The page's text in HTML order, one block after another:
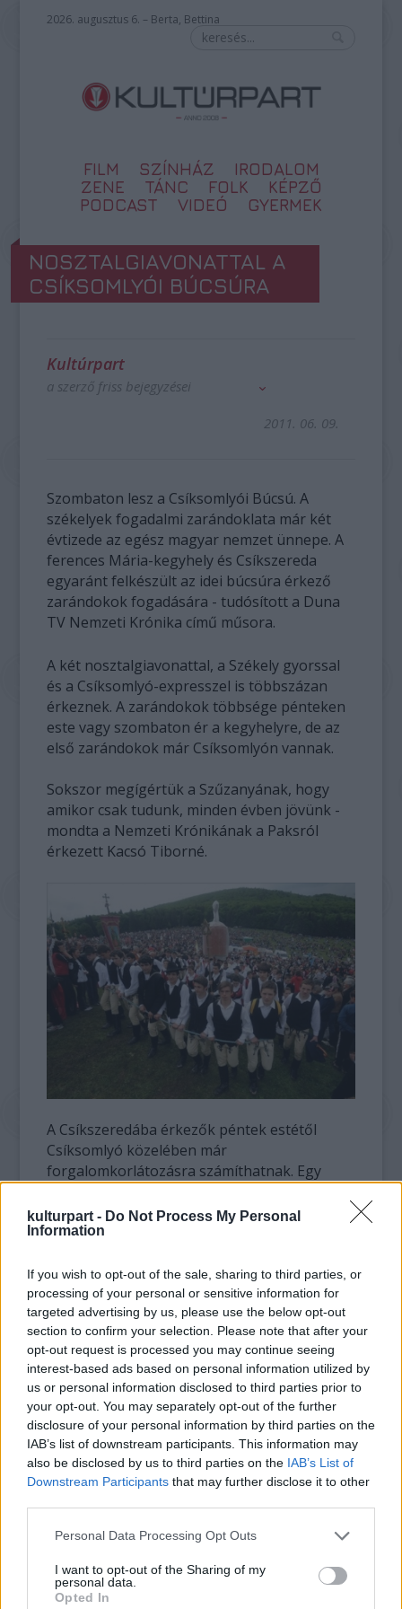
kulturpart - Do Not Process My Personal
Information
If you wish to opt-out of the sale, sharing to third parties, or
processing of your personal or sensitive information for
targeted advertising by us, please use the below opt-out
section to confirm your selection. Please note that after your
opt-out request is processed you may continue seeing
interest-based ads based on personal information utilized by
us or personal information disclosed to third parties prior to
your opt-out. You may separately opt-out of the further
disclosure of your personal information by third parties on the
IAB’s list of downstream participants. This information may
also be disclosed by us to third parties on the IAB’s List of
Downstream Participants that may further disclose it to other
Please note that this website/app uses one or more Google
not limited to your visit or usage behaviour. You may click to
grant or deny consent to Google and its third-party tags to
Personal Data Processing Opt Outs
I want to opt-out of the Sharing of my
personal data.
Opted In
2026. augusztus 6. – Berta, Bettina
FILM SZÍNHÁZ
IRODALOM
ZENE
TÁNC FOLK
KÉPZŐ
PODCAST
VIDEÓ GYERMEK
NOSZTALGIAVONATTAL A
CSÍKSOMLYÓI BÚCSÚRA
Kultúrpart
a szerző friss bejegyzései
2011. 06. 09.
Szombaton lesz a Csíksomlyói Búcsú. A
székelyek fogadalmi zarándoklata már két
évtizede az egész magyar nemzet ünnepe. A
ferences Mária-kegyhely és Csíkszereda
egyaránt felkészült az idei búcsúra érkező
zarándokok fogadására - tudósított a Duna
TV Nemzeti Krónika című műsora.
A két nosztalgiavonattal, a Székely gyorssal
és a Csíksomlyó-expresszel is többszázan
érkeznek. A zarándokok többsége pénteken
este vagy szombaton ér a kegyhelyre, de az
első zarándokok már Csíksomlyón vannak.
Sokszor megígértük a Szűzanyának, hogy
amikor csak tudunk, minden évben jövünk -
mondta a Nemzeti Krónikának a Paksról
érkezett Kacsó Tiborné.
A Csíkszeredába érkezők péntek estétől
Csíksomlyó közelében már
forgalomkorlátozásra számíthatnak. Egy
megközelíteni, az autókat szükséges egy
övezeten kívüli zónában hagyni - közölte
Csíksomlyó
Csíkszeredában és környékén várhatóan
teltház lesz a panziókban. Nagyon sok,
nemcsak a Szék útján, hanem a Csíki
medencében a panzió és a szálláshely. A
pünkösdi napok az teljesen, mindég tele
vagyunk, visszajáró vendégeink vannak ugye,
család barátai, satöbbi - sorolta a Nemzeti
Krónikának Székely Csaba panziótulajdonos.
de a zarándoklatra mindenkit várnak.
Olyanokat, akik Mária által szeretnének
Jézushoz eljutni, ez egyébként a idei
pünkösdi búcsú mottója - fogalmazott Péter